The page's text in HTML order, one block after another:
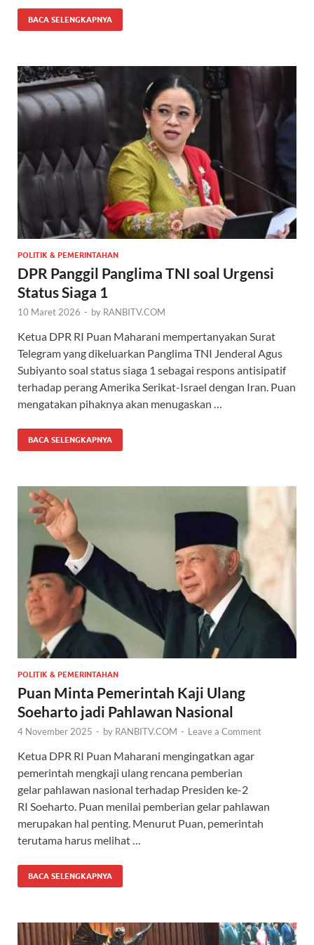
BACA SELENGKAPNYA
POLITIK & PEMERINTAHAN
DPR Panggil Panglima TNI soal Urgensi
Status Siaga 1
10 Maret 2026 - by RANBITV.COM
Ketua DPR RI Puan Maharani mempertanyakan Surat
Telegram yang dikeluarkan Panglima TNI Jenderal Agus
Subiyanto soal status siaga 1 sebagai respons antisipatif
terhadap perang Amerika Serikat-Israel dengan Iran. Puan
mengatakan pihaknya akan menugaskan …
BACA SELENGKAPNYA
POLITIK & PEMERINTAHAN
Puan Minta Pemerintah Kaji Ulang
Soeharto jadi Pahlawan Nasional
4 November 2025 - by RANBITV.COM - Leave a Comment
Ketua DPR RI Puan Maharani mengingatkan agar
pemerintah mengkaji ulang rencana pemberian
gelar pahlawan nasional terhadap Presiden ke-2
RI Soeharto. Puan menilai pemberian gelar pahlawan
merupakan hal penting. Menurut Puan, pemerintah
terutama harus melihat …
BACA SELENGKAPNYA